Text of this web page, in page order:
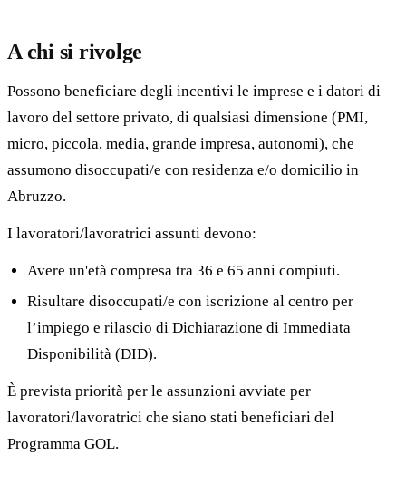
A chi si rivolge
Possono beneficiare degli incentivi le imprese e i datori di
lavoro del settore privato, di qualsiasi dimensione (PMI,
micro, piccola, media, grande impresa, autonomi), che
assumono disoccupati/e con residenza e/o domicilio in
Abruzzo.
I lavoratori/lavoratrici assunti devono:
Avere un'età compresa tra 36 e 65 anni compiuti.
Risultare disoccupati/e con iscrizione al centro per
l’impiego e rilascio di Dichiarazione di Immediata
Disponibilità (DID).
È prevista priorità per le assunzioni avviate per
lavoratori/lavoratrici che siano stati beneficiari del
Programma GOL.